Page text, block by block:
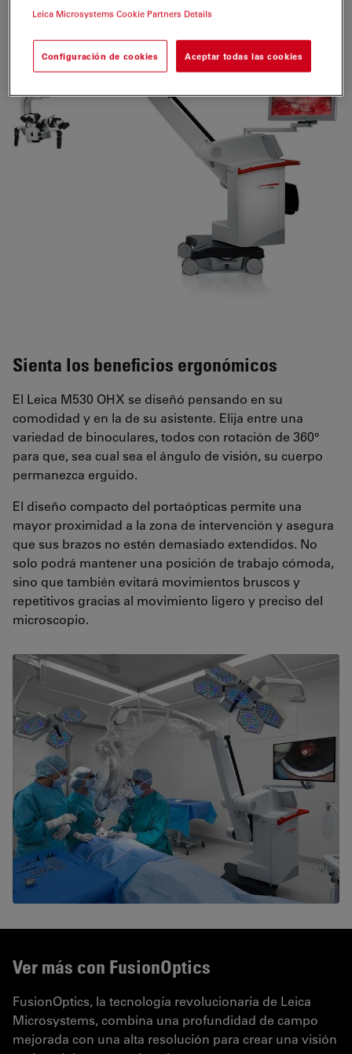
Sienta los beneficios ergonómicos
El Leica M530 OHX se diseñó pensando en su
comodidad y en la de su asistente. Elija entre una
variedad de binoculares, todos con rotación de 360°
para que, sea cual sea el ángulo de visión, su cuerpo
permanezca erguido.
El diseño compacto del portaópticas permite una
mayor proximidad a la zona de intervención y asegura
que sus brazos no estén demasiado extendidos. No
solo podrá mantener una posición de trabajo cómoda,
sino que también evitará movimientos bruscos y
repetitivos gracias al movimiento ligero y preciso del
microscopio.
Ver más con FusionOptics
FusionOptics, la tecnología revolucionaria de Leica
Microsystems, combina una profundidad de campo
mejorada con una alta resolución para crear una visión
Leica Microsystems Cookie Partners Details
Configuración de cookies Aceptar todas las cookies